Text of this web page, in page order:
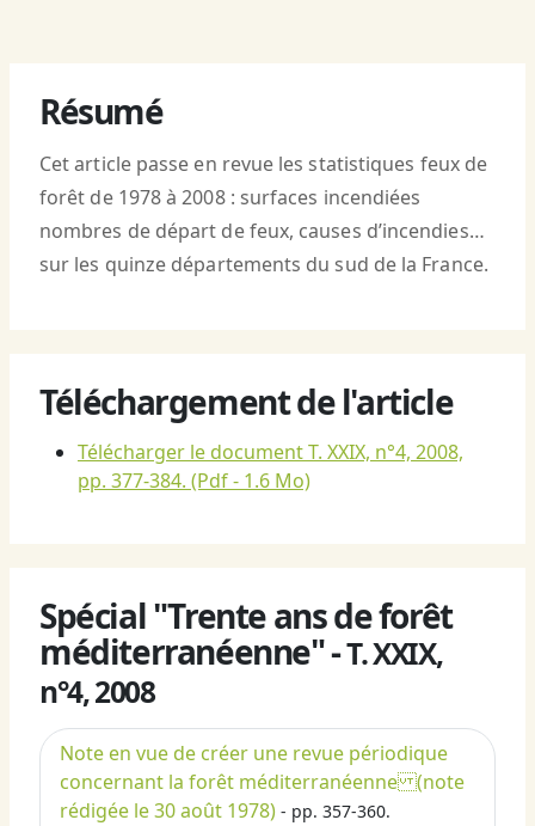
Résumé
Cet article passe en revue les statistiques feux de
forêt de 1978 à 2008 : surfaces incendiées
nombres de départ de feux, causes d’incendies…
sur les quinze départements du sud de la France.
Téléchargement de l'article
Télécharger le document T. XXIX, n°4, 2008,
pp. 377-384. (Pdf - 1.6 Mo)
Spécial "Trente ans de forêt
méditerranéenne" -T. XXIX,
n°4, 2008
Note en vue de créer une revue périodique
concernant la forêt méditerranéenne (note
rédigée le 30 août 1978) - pp. 357-360.